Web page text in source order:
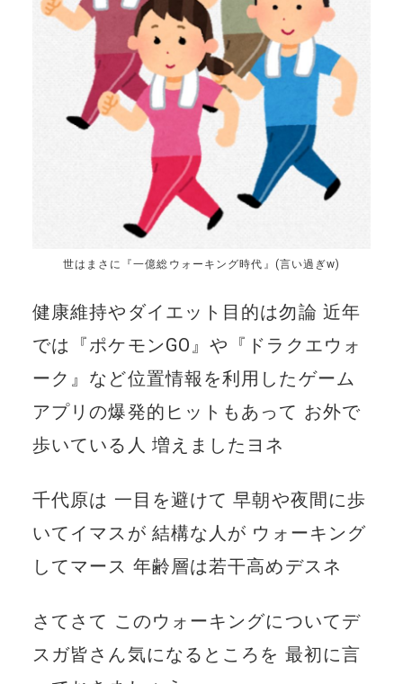
世はまさに『一億総ウォーキング時代』(言い過ぎw)
健康維持やダイエット目的は勿論 近年
では『ポケモンGO』や『ドラクエウォ
ーク』など位置情報を利用したゲーム
アプリの爆発的ヒットもあって お外で
歩いている人 増えましたヨネ
千代原は 一目を避けて 早朝や夜間に歩
いてイマスが 結構な人が ウォーキング
してマース 年齢層は若干高めデスネ
さてさて このウォーキングについてデ
スガ皆さん気になるところを 最初に言